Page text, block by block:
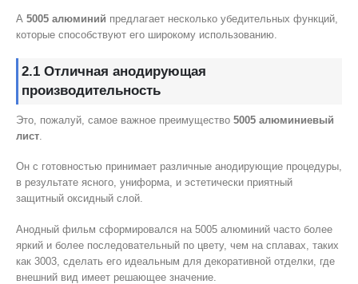
А 5005 алюминий предлагает несколько убедительных функций,
которые способствуют его широкому использованию.
2.1 Отличная анодирующая
производительность
Это, пожалуй, самое важное преимущество 5005 алюминиевый
лист
Он с готовностью принимает различные анодирующие процедуры,
в результате ясного, униформа, и эстетически приятный
защитный оксидный слой.
Анодный фильм сформировался на 5005 алюминий часто более
яркий и более последовательный по цвету, чем на сплавах, таких
как 3003, сделать его идеальным для декоративной отделки, где
внешний вид имеет решающее значение.